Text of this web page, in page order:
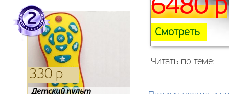
330 р
Детский пульт
830 р
Конвертер спутниковый
3850 р
Обмен Радуги на
Смотреть
6480 р
Читать по теме: